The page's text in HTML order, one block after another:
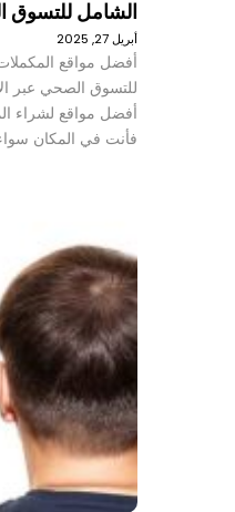
الشامل للتسوق
أبريل 27, 2025
أفضل مواقع
للتسوق الصحي عبر
أفضل مواقع لشراء
فأنت في المكان